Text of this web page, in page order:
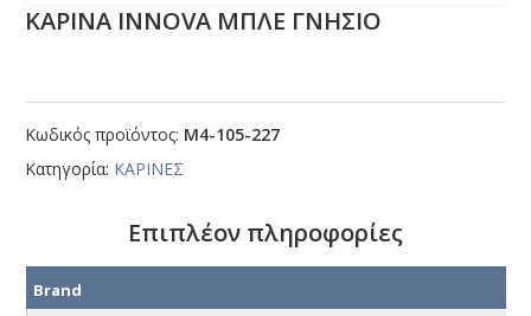
ΚΑΡΙΝΑ ΙΝΝΟVΑ ΜΠΛΕ ΓΝΗΣΙΟ
Κωδικός προϊόντος: Μ4-105-227
Κατηγορία: ΚΑΡΙΝΕΣ
Επιπλέον πληροφορίες
Brand